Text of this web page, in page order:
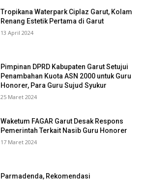
Tropikana Waterpark Ciplaz Garut, Kolam
Renang Estetik Pertama di Garut
13 April 2024
Pimpinan DPRD Kabupaten Garut Setujui
Penambahan Kuota ASN 2000 untuk Guru
Honorer, Para Guru Sujud Syukur
25 Maret 2024
Waketum FAGAR Garut Desak Respons
Pemerintah Terkait Nasib Guru Honorer
17 Maret 2024
Parmadenda, Rekomendasi